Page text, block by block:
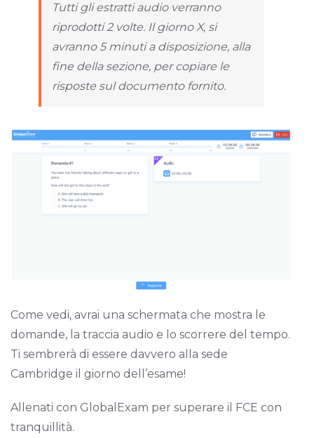
Tutti gli estratti audio verranno
riprodotti 2 volte. Il giorno X, si
avranno 5 minuti a disposizione, alla
fine della sezione, per copiare le
risposte sul documento fornito.
Come vedi, avrai una schermata che mostra le
domande, la traccia audio e lo scorrere del tempo.
Ti sembrerà di essere davvero alla sede
Cambridge il giorno dell’esame!
Allenati con GlobalExam per superare il FCE con
tranquillità.